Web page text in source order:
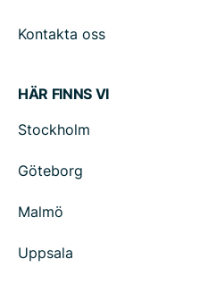
Kontakta oss
HÄR FINNS VI
Stockholm
Göteborg
Malmö
Uppsala